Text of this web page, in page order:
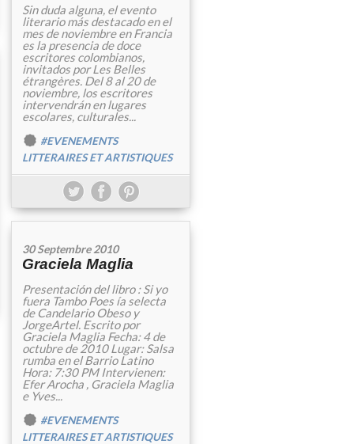
Sin duda alguna, el evento
literario más destacado en el
mes de noviembre en Francia
es la presencia de doce
escritores colombianos,
invitados por Les Belles
étrangères. Del 8 al 20 de
noviembre, los escritores
intervendrán en lugares
escolares, culturales...
#EVENEMENTS
LITTERAIRES ET ARTISTIQUES
30 Septembre 2010
Graciela Maglia
Presentación del libro : Si yo
fuera Tambo Poes ía selecta
de Candelario Obeso y
JorgeArtel. Escrito por
Graciela Maglia Fecha: 4 de
octubre de 2010 Lugar: Salsa
rumba en el Barrio Latino
Hora: 7:30 PM Intervienen:
Efer Arocha , Graciela Maglia
e Yves...
#EVENEMENTS
LITTERAIRES ET ARTISTIQUES